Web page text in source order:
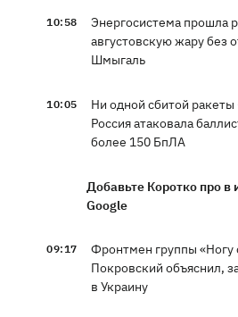
10:58
Энергосистема прошла
августовскую жару без
Шмыгаль
10:05
Ни одной сбитой
Россия атаковала
более 150 БпЛА
Добавьте Коротко про в
Google
09:17
Фронтмен группы «Ногу
Покровский объяснил,
в Украину